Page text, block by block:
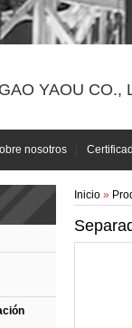
YAOU CO.,
nosotros
Inicio »